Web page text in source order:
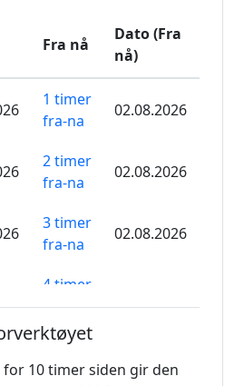
Fra nå
Dato (Fra
nå)
1 timer
fra-na
02.08.2026
2 timer
fra-na
02.08.2026
3 timer
fra-na
02.08.2026
4 timer
fra-na
5 timer
fra-na
10 timer siden gir den